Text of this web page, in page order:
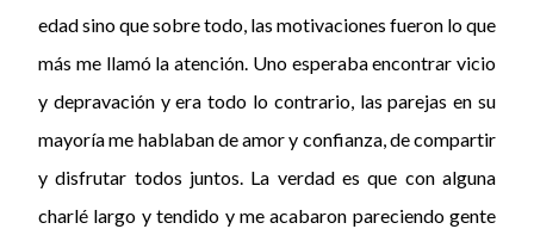
edad sino que sobre todo, las motivaciones fueron lo que
más me llamó la atención. Uno esperaba encontrar vicio
y depravación y era todo lo contrario, las parejas en su
mayoría me hablaban de amor y confianza, de compartir
y disfrutar todos juntos. La verdad es que con alguna
charlé largo y tendido y me acabaron pareciendo gente